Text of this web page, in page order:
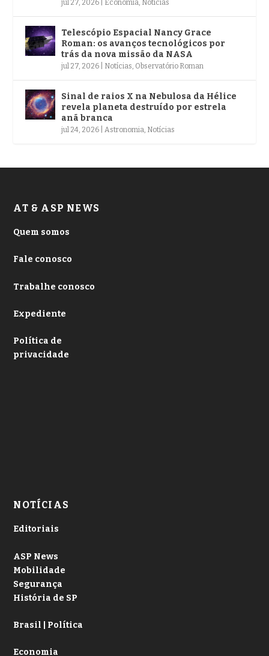
jul 27, 2026 Economia Notícias
Telescópio Espacial Nancy Grace
Roman: os avanços tecnológicos por
trás da nova missão da NASA
jul 27, 2026 Notícias Observatório Roman
Sinal de raios X na Nebulosa da Hélice
revela planeta destruído por estrela
anã branca
jul 24, 2026 Astronomia Notícias
AT & ASP NEWS
Quem somos
Fale conosco
Trabalhe conosco
Expediente
Política de
privacidade
NOTÍCIAS
Editoriais
ASP News
Mobilidade
Segurança
História de SP
Brasil | Política
Economia